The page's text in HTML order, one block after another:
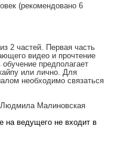
(рекомендовано 6
2 частей. Первая часть
видео и прочтение
предполагает
или лично. Для
необходимо связаться
Людмила Малиновская
на ведущего не входит в